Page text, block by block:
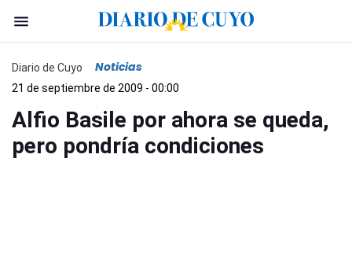
Diario de Cuyo Noticias
21 de septiembre de 2009 - 00:00
Alfio Basile por ahora se queda,
pero pondría condiciones